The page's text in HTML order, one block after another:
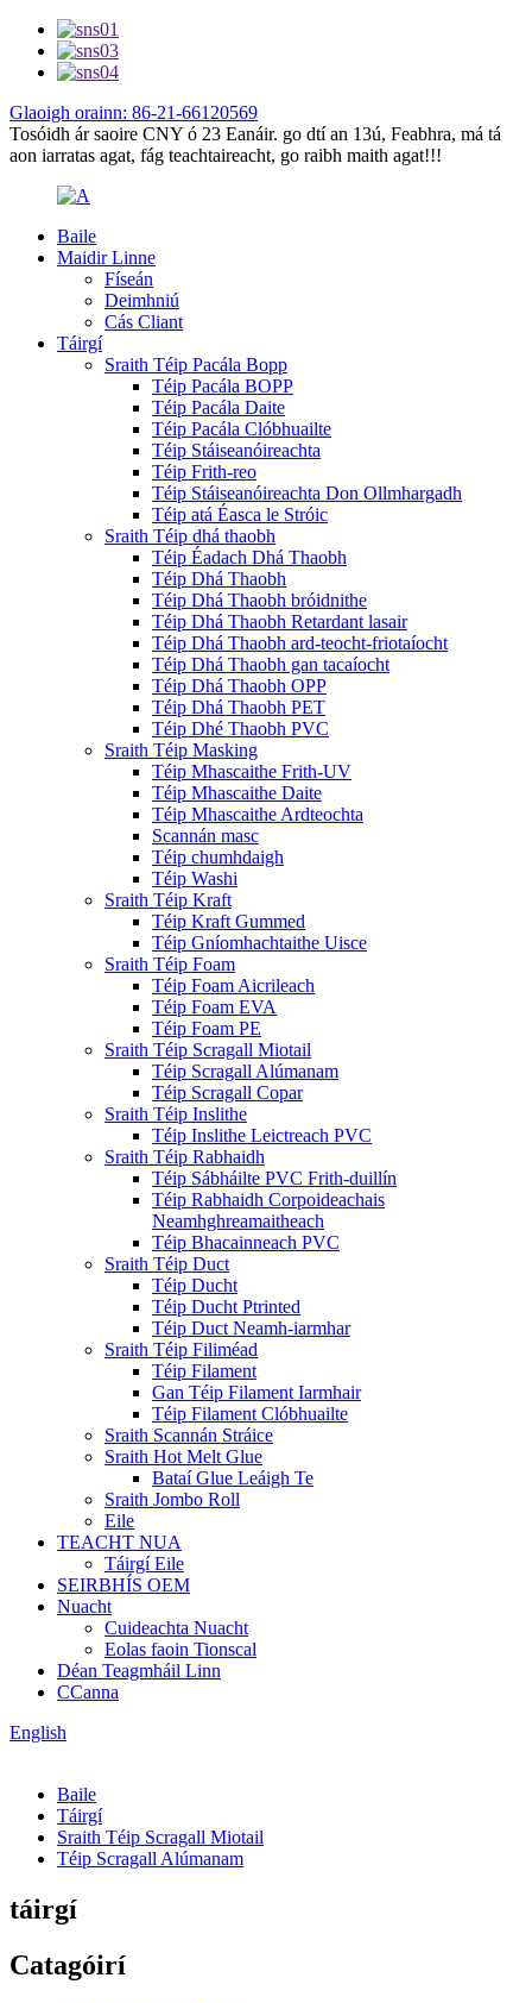
Glaoigh orainn: 86-21-66120569
Tosóidh ár saoire CNY ó 23 Eanáir. go dtí an 13ú, Feabhra, má tá
aon iarratas agat, fág teachtaireacht, go raibh maith agat!!!
Baile
Maidir Linne
Físeán
Deimhniú
Cás Cliant
Táirgí
Sraith Téip Pacála Bopp
Téip Pacála BOPP
Téip Pacála Daite
Téip Pacála Clóbhuailte
Téip Stáiseanóireachta
Téip Frith-reo
Téip Stáiseanóireachta Don Ollmhargadh
Téip atá Éasca le Stróic
Sraith Téip dhá thaobh
Téip Éadach Dhá Thaobh
Téip Dhá Thaobh
Téip Dhá Thaobh bróidnithe
Téip Dhá Thaobh Retardant lasair
Téip Dhá Thaobh ard-teocht-friotaíocht
Téip Dhá Thaobh gan tacaíocht
Téip Dhá Thaobh OPP
Téip Dhá Thaobh PET
Téip Dhé Thaobh PVC
Sraith Téip Masking
Téip Mhascaithe Frith-UV
Téip Mhascaithe Daite
Téip Mhascaithe Ardteochta
Scannán masc
Téip chumhdaigh
Téip Washi
Sraith Téip Kraft
Téip Kraft Gummed
Téip Gníomhachtaithe Uisce
Sraith Téip Foam
Téip Foam Aicrileach
Téip Foam EVA
Téip Foam PE
Sraith Téip Scragall Miotail
Téip Scragall Alúmanam
Téip Scragall Copar
Sraith Téip Inslithe
Téip Inslithe Leictreach PVC
Sraith Téip Rabhaidh
Téip Sábháilte PVC Frith-duillín
Téip Rabhaidh Corpoideachais
Neamhghreamaitheach
Téip Bhacainneach PVC
Sraith Téip Duct
Téip Ducht
Téip Ducht Ptrinted
Téip Duct Neamh-iarmhar
Sraith Téip Filiméad
Téip Filament
Gan Téip Filament Iarmhair
Téip Filament Clóbhuailte
Sraith Scannán Stráice
Sraith Hot Melt Glue
Bataí Glue Leáigh Te
Sraith Jombo Roll
Eile
TEACHT NUA
Táirgí Eile
SEIRBHÍS OEM
Nuacht
Cuideachta Nuacht
Eolas faoin Tionscal
Déan Teagmháil Linn
CCanna
English
Baile
Táirgí
Sraith Téip Scragall Miotail
Téip Scragall Alúmanam
táirgí
Catagóirí